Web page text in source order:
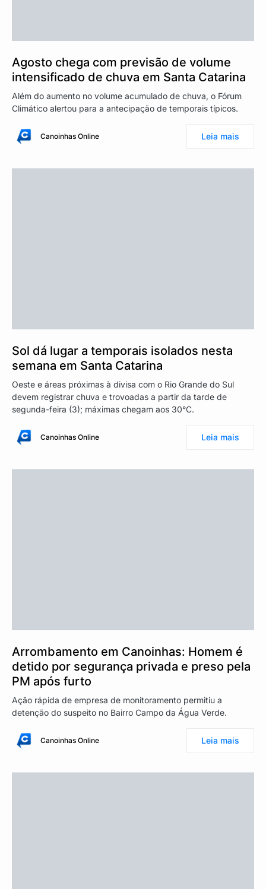
Agosto chega com previsão de volume
intensificado de chuva em Santa Catarina
Além do aumento no volume acumulado de chuva, o Fórum
Climático alertou para a antecipação de temporais típicos.
Canoinhas Online Leia mais
Sol dá lugar a temporais isolados nesta
semana em Santa Catarina
Oeste e áreas próximas à divisa com o Rio Grande do Sul
devem registrar chuva e trovoadas a partir da tarde de
segunda-feira (3); máximas chegam aos 30°C.
Canoinhas Online Leia mais
Arrombamento em Canoinhas: Homem é
detido por segurança privada e preso pela
PM após furto
Ação rápida de empresa de monitoramento permitiu a
detenção do suspeito no Bairro Campo da Água Verde.
Canoinhas Online Leia mais